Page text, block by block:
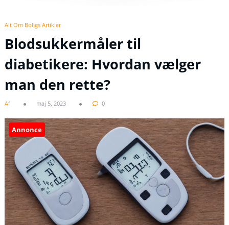
Alt Om Boligs Artikler
Blodsukkermåler til
diabetikere: Hvordan vælger
man den rette?
Af maj 5, 2023 0
Annonce